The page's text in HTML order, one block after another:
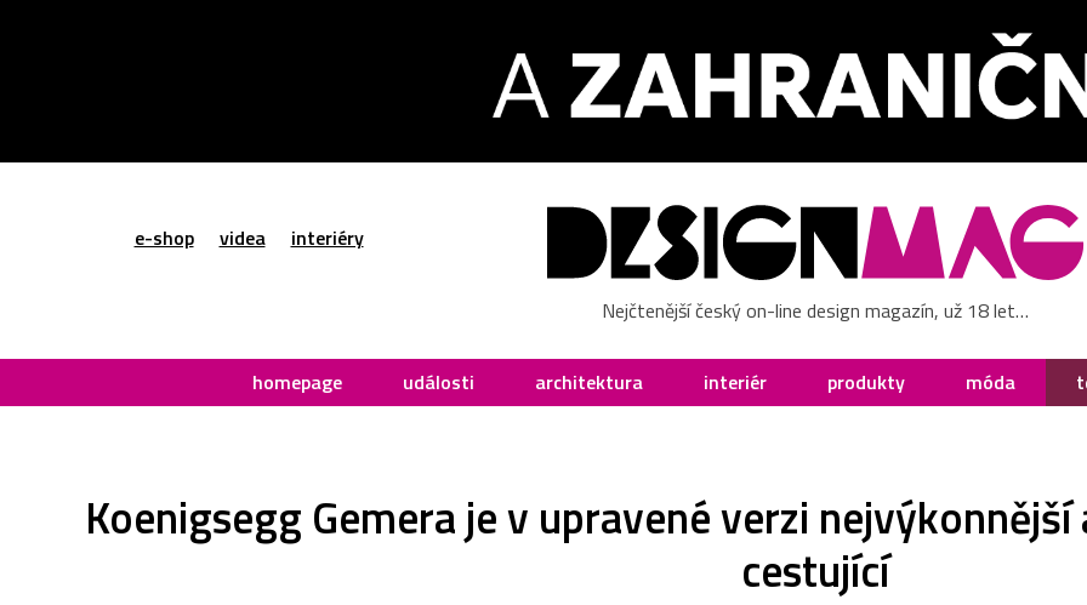
e-shop videa interiéry
Nejčtenější český on-line design magazín, už 18 let…
homepage události architektura interiér produkty móda
Koenigsegg Gemera je v upravené verzi
cestující